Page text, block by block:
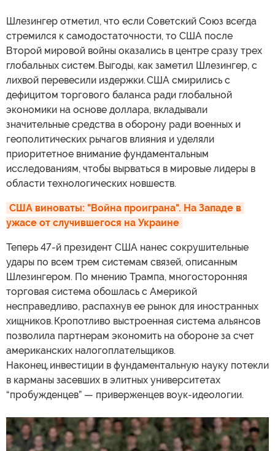
Шлезингер отметил, что если Советский Союз всегда
стремился к самодостаточности, то США после
Второй мировой войны оказались в центре сразу трех
глобальных систем. Выгоды, как заметил Шлезингер, с
лихвой перевесили издержки. США смирились с
дефицитом торгового баланса ради глобальной
экономики на основе доллара, вкладывали
значительные средства в оборону ради военных и
геополитических рычагов влияния и уделяли
приоритетное внимание фундаментальным
исследованиям, чтобы вырваться в мировые лидеры в
области технологических новшеств.
США виноваты: "Война проиграна". На Западе в
ужасе от случившегося на Украине
Теперь 47-й президент США нанес сокрушительные
удары по всем трем системам связей, описанным
Шлезингером. По мнению Трампа, многосторонняя
торговая система обошлась с Америкой
несправедливо, распахнув ее рынок для иностранных
хищников. Кропотливо выстроенная система альянсов
позволила партнерам экономить на обороне за счет
американских налогоплательщиков.
Наконец, инвестиции в фундаментальную науку потекли
в карманы засевших в элитных университетах
“пробужденцев” — приверженцев воук-идеологии.